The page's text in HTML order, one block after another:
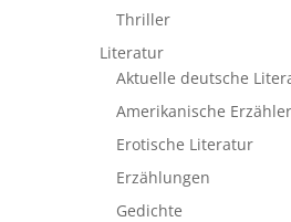
Thriller
Literatur
Aktuelle deutsche
Amerikanische
Erotische Literatur
Erzählungen
Gedichte